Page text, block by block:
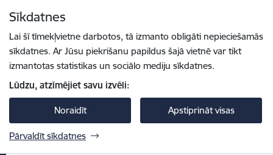
Sīkdatnes
Lai šī tīmekļvietne darbotos, tā izmanto obligāti nepieciešamās
sīkdatnes. Ar Jūsu piekrišanu papildus šajā vietnē var tikt
izmantotas statistikas un sociālo mediju sīkdatnes.
Lūdzu, atzīmējiet savu izvēli:
Noraidīt Apstiprināt visas
Pārvaldīt sīkdatnes